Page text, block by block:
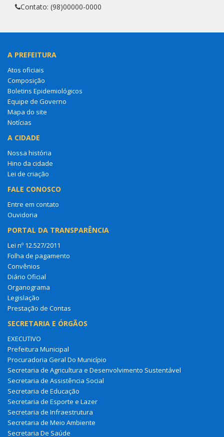
Contato: (98)00000-0000
A PREFEITURA
Atos oficiais
Composição
Boletins Epidemiológicos
Equipe de Governo
Mapa do site
Notícias
A CIDADE
Nossa história
Hino da cidade
Lei de criação
FALE CONOSCO
Entre em contato
Ouvidoria
PORTAL DA TRANSPARÊNCIA
Lei nº 12.527/2011
Folha de pagamento
Convênios
Diário Oficial
Organograma
Legislação
Prestação de Contas
SECRETARIA E ÓRGÃOS
EXECUTIVO
Prefeitura Municipal
Procuradoria Geral Do Município
Secretaria de Agricultura e Desenvolvimento Sustentável
Secretaria de Assistência Social
Secretaria de Educação
Secretaria de Esporte e Lazer
Secretaria de Infraestrutura
Secretaria de Meio Ambiente
Secretaria De Saúde